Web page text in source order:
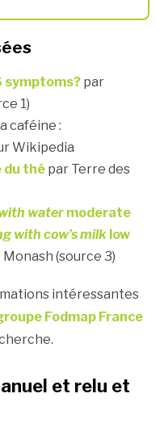
symptoms?par
1)
caféine :
Wikipedia
du thépar Terre des
watermoderate
with cow’s milklow
(source 3)
intéressantes
Fodmap France
et relu et